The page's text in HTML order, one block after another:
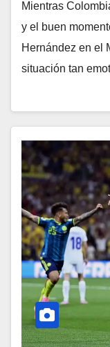
Mientras
y el buen
Hernández en el
situación tan